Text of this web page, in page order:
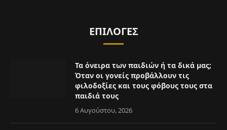
ΕΠΙΛΟΓΈΣ
Τα όνειρα των παιδιών ή τα δικά μας;
Όταν οι γονείς προβάλλουν τις
φιλοδοξίες και τους φόβους τους στα
παιδιά τους
6 Αυγούστου, 2026